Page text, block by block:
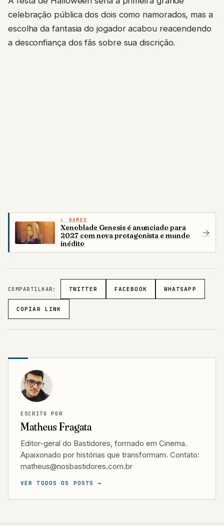
celebração pública dos dois como namorados, mas a
escolha da fantasia do jogador acabou reacendendo
a desconfiança dos fãs sobre sua discrição.
GAMES
Xenoblade Genesis é anunciado para
2027 com nova protagonista e mundo
inédito
→
COMPARTILHAR: TWITTER FACEBOOK WHATSAPP
COPIAR LINK
ESCRITO POR
Matheus Fragata
Editor-geral do Bastidores, formado em Cinema.
Apaixonado por histórias que transformam. Contato:
matheus@nosbastidores.com.br
VER TODOS OS POSTS →